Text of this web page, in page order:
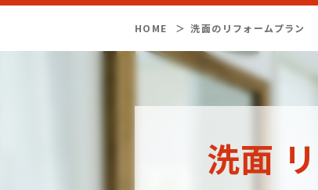
HOME 洗面のリフォームプラン
洗面